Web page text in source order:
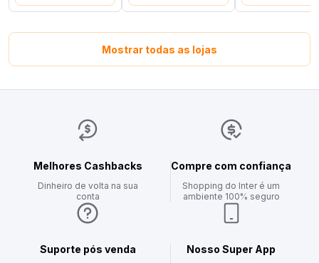
Mostrar todas as lojas
Melhores Cashbacks
Dinheiro de volta na sua
conta
Compre com confiança
Shopping do Inter é um
ambiente 100% seguro
Suporte pós venda Nosso Super App